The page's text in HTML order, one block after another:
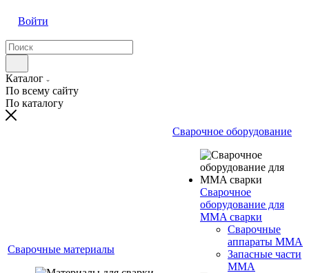
Войти
Каталог
По всему сайту
По каталогу
Сварочные материалы
Сварочное оборудование
Сварочное
оборудование для
MMA сварки
Сварочные
аппараты MMA
Запасные части
MMA